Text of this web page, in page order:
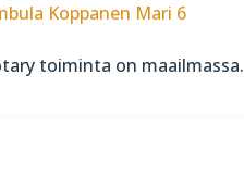
Koppanen Mari 6
toiminta on maailmassa.